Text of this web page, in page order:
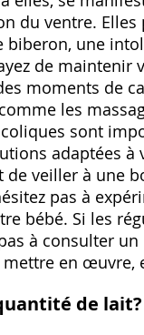
du ventre.
une
de
moments de
les
sont
adaptées
veiller à une
pas à
bébé. Si les
à consulter
en œuvre,
de lait?